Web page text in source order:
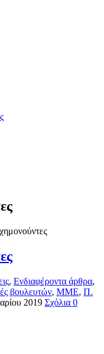
, Ενδιαφέροντα άρθρα,
βουλευτών, ΜΜΕ, Π.
2019 Σχόλια 0